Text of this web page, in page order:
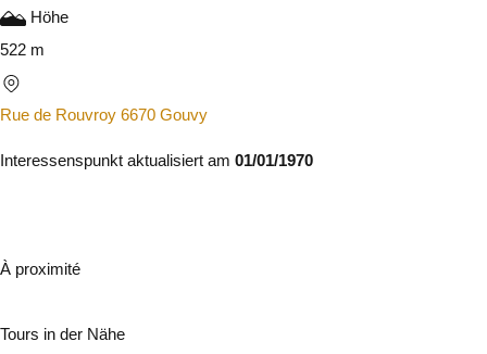
Höhe
522 m
Rue de Rouvroy 6670 Gouvy
Interessenspunkt aktualisiert am 01/01/1970
À proximité
Tours in der Nähe